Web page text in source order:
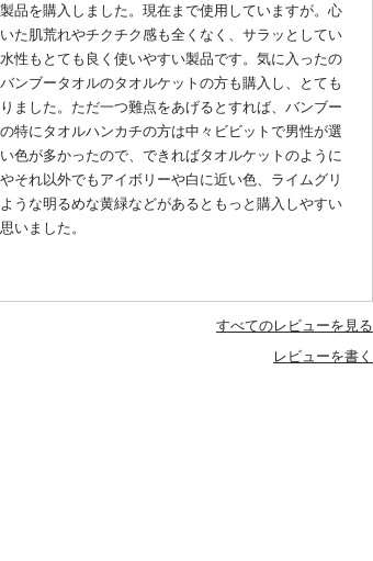
品を購入しました。現在まで使用していますが。心
た肌荒れやチクチク感も全くなく、サラッとしてい
性もとても良く使いやすい製品です。気に入ったの
ンブータオルのタオルケットの方も購入し、とても
ました。ただ一つ難点をあげるとすれば、バンブー
特にタオルハンカチの方は中々ビビットで男性が選
色が多かったので、できればタオルケットのように
それ以外でもアイボリーや白に近い色、ライムグリ
うな明るめな黄緑などがあるともっと購入しやすい
いました。
すべてのレビューを見る
レビューを書く